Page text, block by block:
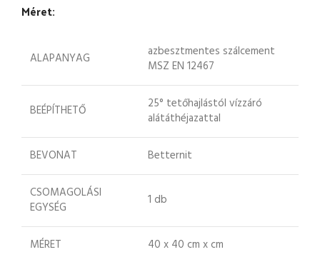
Méret:
ALAPANYAG
azbesztmentes szálcement
MSZ EN 12467
BEÉPÍTHETŐ
25° tetőhajlástól vízzáró
alátáthéjazattal
BEVONAT Betternit
CSOMAGOLÁSI
EGYSÉG
1 db
MÉRET 40 x 40 cm x cm